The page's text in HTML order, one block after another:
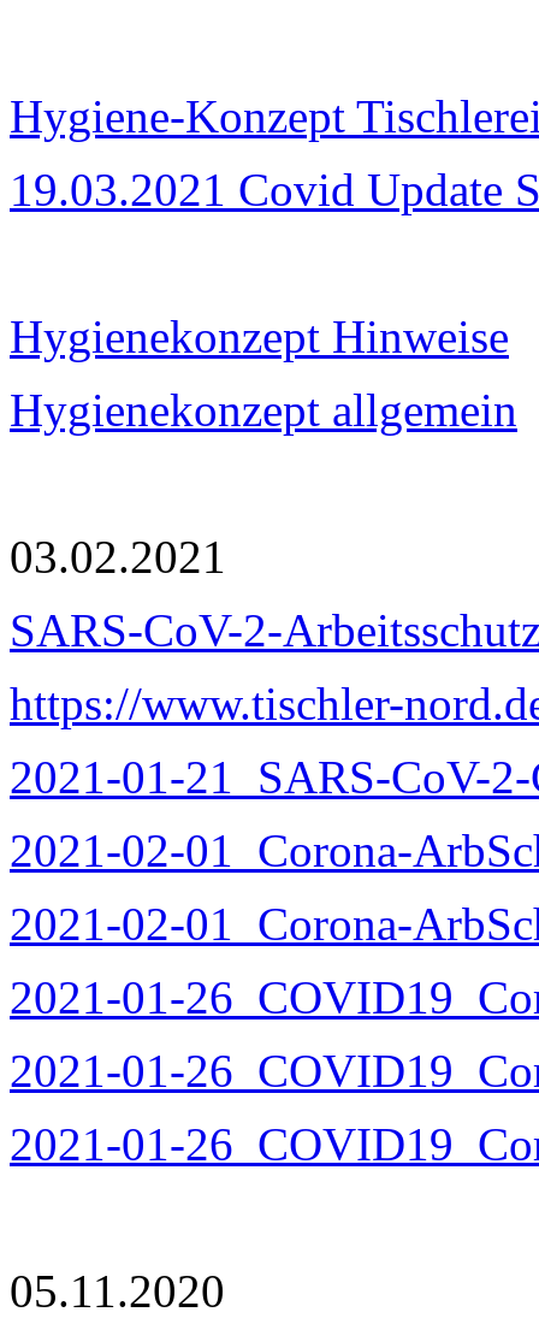
Hygiene-Konzept
19.03.2021 Covid Update
Hygienekonzept Hinweise
Hygienekonzept allgemein
03.02.2021
SARS-CoV-2-
https://www.tischler-
2021-01-21_SARS-CoV-
2021-02-01_Corona-
2021-02-01_Corona-
2021-01-
2021-01-
2021-01-
05.11.2020